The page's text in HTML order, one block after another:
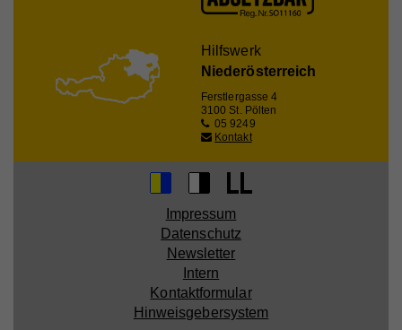
Hilfswerk
Niederösterreich
Ferstlergasse 4
3100 St. Pölten
05 9249
Kontakt
Impressum
Datenschutz
Newsletter
Intern
Kontaktformular
Hinweisgebersystem
2 Jahre
Registriert eine eindeutige ID, die verwendet wird,
um statistische Daten dazu, wie der Besucher die
Website nutzt, zu generieren.
_gat_UA_44117881-7
Wird zur Unterscheidung von Website Besuchern
verwendet